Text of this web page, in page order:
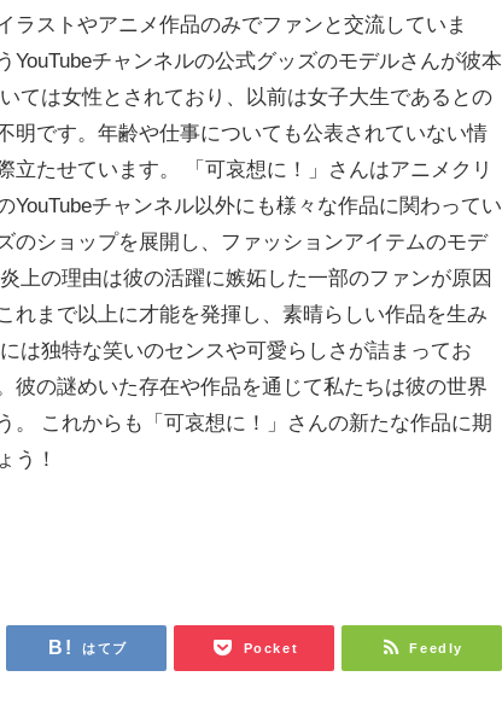
ラストやアニメ作品のみでファンと交流していま
YouTubeチャンネルの公式グッズのモデルさんが彼本
ては女性とされており、以前は女子大生であるとの
明です。年齢や仕事についても公表されていない情
立たせています。 「可哀想に！」さんはアニメクリ
YouTubeチャンネル以外にも様々な作品に関わってい
のショップを展開し、ファッションアイテムのモデ
上の理由は彼の活躍に嫉妬した一部のファンが原因
れまで以上に才能を発揮し、素晴らしい作品を生み
は独特な笑いのセンスや可愛らしさが詰まってお
彼の謎めいた存在や作品を通じて私たちは彼の世界
。 これからも「可哀想に！」さんの新たな作品に期
う！
はてブ Pocket Feedly